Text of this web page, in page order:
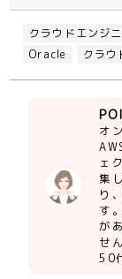
クラウドエンジ
Oracle
クラウ
オ
ェ
集
り
す
が
せ
50